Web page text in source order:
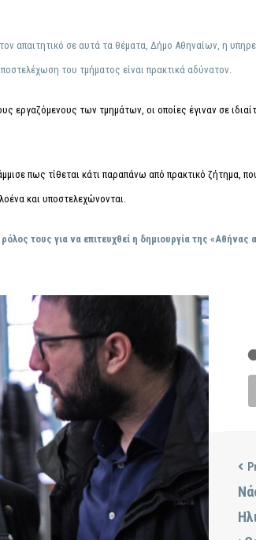
απαιτητικό σε αυτά τα θέματα, Δήμο Αθηναίων, η
του τμήματος είναι πρακτικά αδύνατον.
εργαζόμενους των τμημάτων, οι οποίες έγιναν σε
πως τίθεται κάτι παραπάνω από πρακτικό ζήτημα, που
και υποστελεχώνονται.
τους για να επιτευχθεί η δημιουργία της